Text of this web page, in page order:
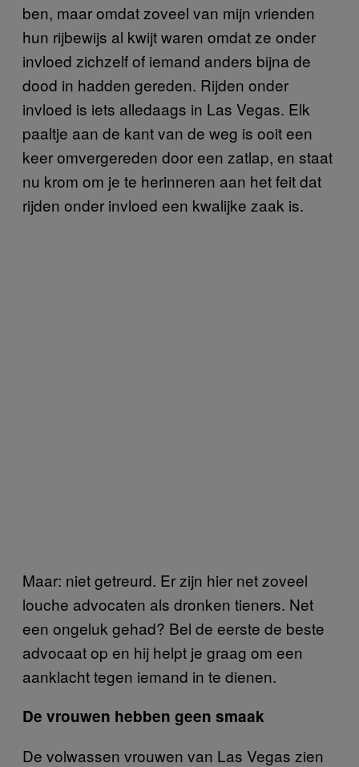
ben, maar omdat zoveel van mijn vrienden
hun rijbewijs al kwijt waren omdat ze onder
invloed zichzelf of iemand anders bijna de
dood in hadden gereden. Rijden onder
invloed is iets alledaags in Las Vegas. Elk
paaltje aan de kant van de weg is ooit een
keer omvergereden door een zatlap, en staat
nu krom om je te herinneren aan het feit dat
rijden onder invloed een kwalijke zaak is.
Maar: niet getreurd. Er zijn hier net zoveel
louche advocaten als dronken tieners. Net
een ongeluk gehad? Bel de eerste de beste
advocaat op en hij helpt je graag om een
aanklacht tegen iemand in te dienen.
De vrouwen hebben geen smaak
De volwassen vrouwen van Las Vegas zien